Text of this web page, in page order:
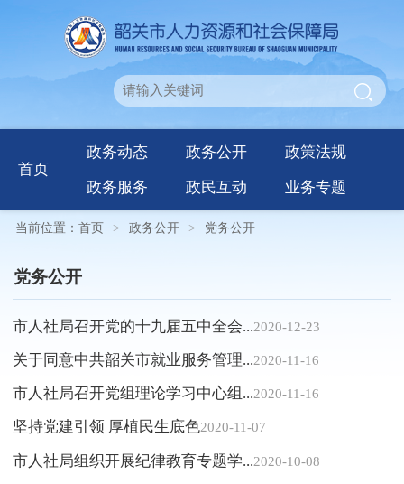
首页
政务动态 政务公开 政策法规
政务服务 政民互动 业务专题
当前位置： 首页 > 政务公开 > 党务公开
党务公开
市人社局召开党的十九届五中全会...2020-12-23
关于同意中共韶关市就业服务管理...2020-11-16
市人社局召开党组理论学习中心组...2020-11-16
坚持党建引领 厚植民生底色2020-11-07
市人社局组织开展纪律教育专题学...2020-10-08